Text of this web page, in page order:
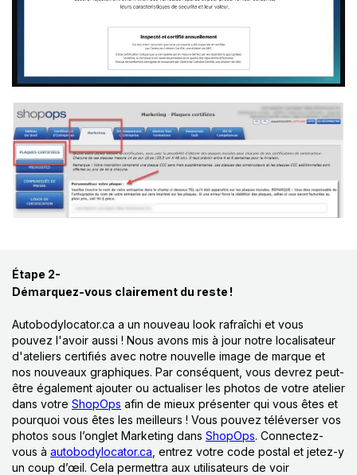
Étape 2-
Démarquez-vous clairement du reste !
Autobodylocator.ca a un nouveau look rafraîchi et vous
pouvez l'avoir aussi ! Nous avons mis à jour notre localisateur
d'ateliers certifiés avec notre nouvelle image de marque et
nos nouveaux graphiques. Par conséquent, vous devrez peut-
être également ajouter ou actualiser les photos de votre atelier
dans votre ShopOps afin de mieux présenter qui vous êtes et
pourquoi vous êtes les meilleurs ! Vous pouvez téléverser vos
photos sous l’onglet Marketing dans ShopOps. Connectez-
vous à autobodylocator.ca , entrez votre code postal et jetez-y
un coup d’œil. Cela permettra aux utilisateurs de voir